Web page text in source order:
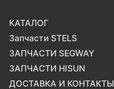
КАТАЛОГ
Запчасти STELS
ЗАПЧАСТИ SEGWAY
ЗАПЧАСТИ HISUN
ДОСТАВКА И КОНТАКТЫ